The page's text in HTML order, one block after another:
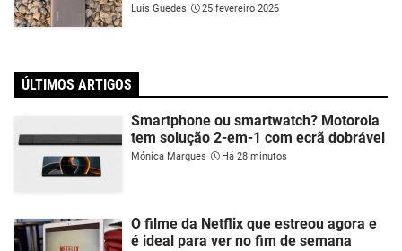
Luís Guedes 25 fevereiro 2026
ÚLTIMOS ARTIGOS
Smartphone ou smartwatch? Motorola
tem solução 2-em-1 com ecrã dobrável
Mónica Marques Há 28 minutos
O filme da Netflix que estreou agora e
é ideal para ver no fim de semana